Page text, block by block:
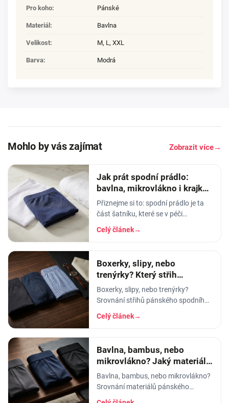
Pro koho: Pánské
Materiál : Bavlna
Velikost: M, L, XXL
Barva: Modrá
Mohlo by vás zajímat Zobrazit více→
Jak prát spodní prádlo:
bavlna, mikrovlákno i krajka,
aby vydrželo
Přiznejme si to: spodní prádlo je ta
část šatníku, které se v péči
věnujeme nejmíň. Hodíme ho do
pračky se vším ostatním, dáme
Celý článek→
Boxerky, slipy, nebo
trenýrky? Který střih
pánského prádla vybrat
Boxerky, slipy, nebo trenýrky?
Srovnání střihů pánského spodního
prádla - pohodlí, opora, pod jaké
kalhoty a na jakou příležitost se
Celý článek→
Bavlna, bambus, nebo
mikrovlákno? Jaký materiál
pánského prádla vybrat
Bavlna, bambus, nebo mikrovlákno?
Srovnání materiálů pánského
spodního prádla - prodyšnost,